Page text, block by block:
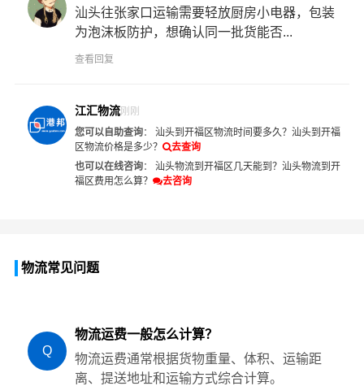
汕头往张家口运输需要轻放厨房小电器，包装
为泡沫板防护，想确认同一批货能否...
查看回复
江汇物流刚刚
您可以自助查询： 汕头到开福区物流时间要多久？ 汕头到开福
区物流价格是多少？
去查询
也可以在线咨询： 汕头物流到开福区几天能到？ 汕头物流到开
福区费用怎么算？
去咨询
物流常见问题
Q
物流运费一般怎么计算？
物流运费通常根据货物重量、体积、运输距
离、提送地址和运输方式综合计算。